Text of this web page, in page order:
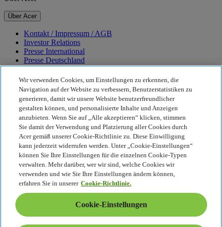
Über Acer
Kontakt / Impressum / AGB
Investor Relations
Presse International
Presse Deutschland
Auszeichnungen
Veranstaltungen
Karriere
Nachhaltigkeit
Nachhaltigkeit
Corporate Social Responsibility
CO2-Bilanz unserer Produkte
Earthion
Datenschutzrichtlinie
Cookie-Richtlinie
Rechtlicher Hinweis
Zusätzliche rechtliche Informationen
Barrierefreiheitsrichtlinie
Cookie-Einstellungen
Wir verwenden Cookies, um Einstellungen zu erkennen, die
Navigation auf der Website zu verbessern, Benutzerstatistiken zu
generieren, damit wir unsere Website benutzerfreundlicher
gestalten können, und personalisierte Inhalte und Anzeigen
anzubieten. Wenn Sie auf „Alle akzeptieren“ klicken, stimmen
Sie damit der Verwendung und Platzierung aller Cookies durch
Acer gemäß unserer Cookie-Richtlinie zu. Diese Einwilligung
kann jederzeit widerrufen werden. Unter „Cookie-Einstellungen“
können Sie Ihre Einstellungen für die einzelnen Cookie-Typen
verwalten. Mehr darüber, wer wir sind, welche Cookies wir
verwenden und wie Sie Ihre Einstellungen ändern können,
erfahren Sie in unserer Cookie-Richtlinie.
Cookie-Einstellungen